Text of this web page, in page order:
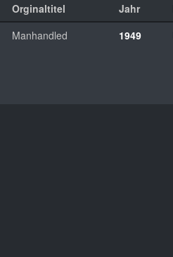
Orginaltitel Jahr
Manhandled 1949